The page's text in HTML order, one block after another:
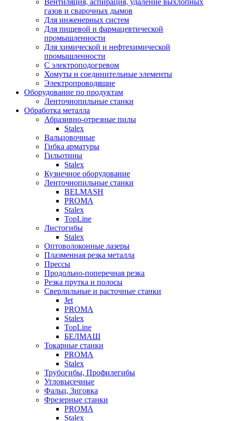
Вентиляция, аспирация, удаление выхлопных
газов и сварочных дымов
Для инженерных систем
Для пищевой и фармацевтической
промышленности
Для химической и нефтехимической
промышленности
С электроподогревом
Хомуты и соединительные элементы
Электропроводящие
Оборудование по продуктам
Ленточнопильные станки
Обработка металла
Абразивно-отрезные пилы
Stalex
Вальцовочные
Гибка арматуры
Гильотины
Stalex
Кузнечное оборудование
Ленточнопильные станки
BELMASH
PROMA
Stalex
TopLine
Листогибы
Stalex
Оптоволоконные лазеры
Плазменная резка металла
Прессы
Продольно-поперечная резка
Резка прутка и полосы
Сверлильные и расточные станки
Jet
PROMA
Stalex
TopLine
БЕЛМАШ
Токарные станки
PROMA
Stalex
Трубогибы, Профилегибы
Угловысечные
Фальц, Зиговка
Фрезерные станки
PROMA
Stalex